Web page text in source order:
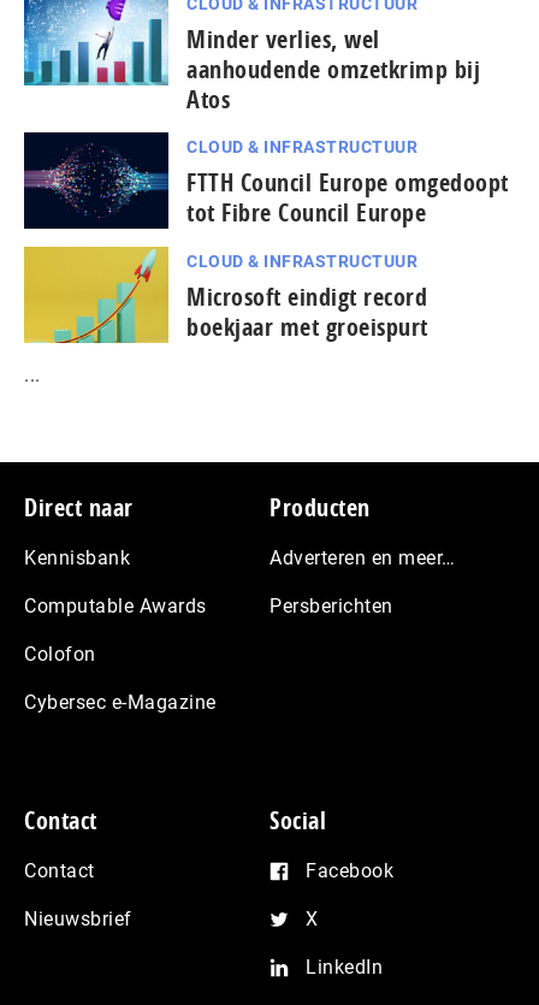
CLOUD & INFRASTRUCTUUR
Minder verlies, wel
aanhoudende omzetkrimp bij
Atos
CLOUD & INFRASTRUCTUUR
FTTH Council Europe omgedoopt
tot Fibre Council Europe
CLOUD & INFRASTRUCTUUR
Microsoft eindigt record
boekjaar met groeispurt
...
Footer
Direct naar
Kennisbank
Computable Awards
Colofon
Cybersec e-Magazine
Producten
Adverteren en meer…
Persberichten
Contact
Contact
Nieuwsbrief
Social
Facebook
X
LinkedIn